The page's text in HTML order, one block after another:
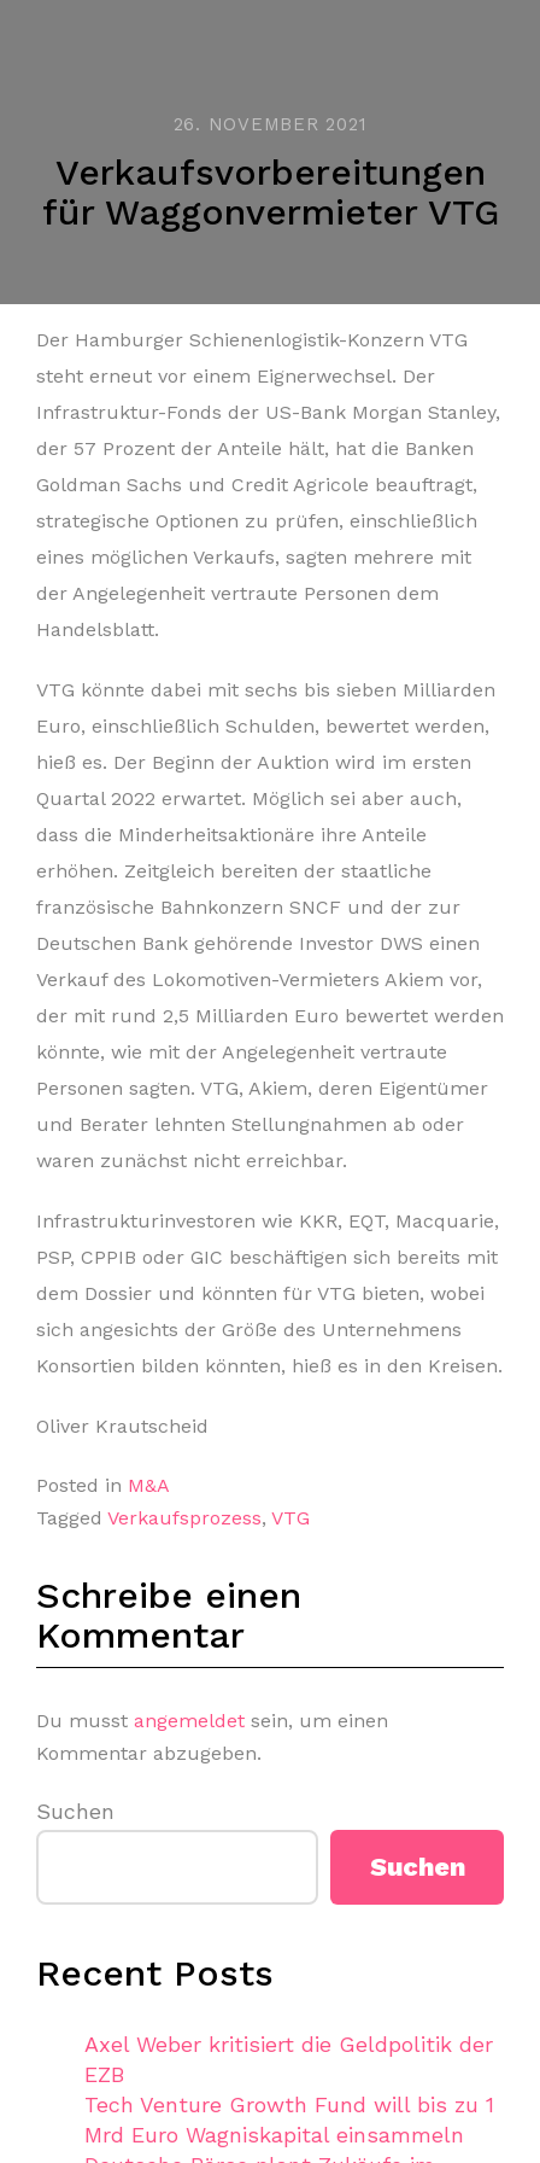
26. NOVEMBER 2021
Verkaufsvorbereitungen
für Waggonvermieter VTG
Der Hamburger Schienenlogistik-Konzern VTG
steht erneut vor einem Eignerwechsel. Der
Infrastruktur-Fonds der US-Bank Morgan Stanley,
der 57 Prozent der Anteile hält, hat die Banken
Goldman Sachs und Credit Agricole beauftragt,
strategische Optionen zu prüfen, einschließlich
eines möglichen Verkaufs, sagten mehrere mit
der Angelegenheit vertraute Personen dem
Handelsblatt.
VTG könnte dabei mit sechs bis sieben Milliarden
Euro, einschließlich Schulden, bewertet werden,
hieß es. Der Beginn der Auktion wird im ersten
Quartal 2022 erwartet. Möglich sei aber auch,
dass die Minderheitsaktionäre ihre Anteile
erhöhen. Zeitgleich bereiten der staatliche
französische Bahnkonzern SNCF und der zur
Deutschen Bank gehörende Investor DWS einen
Verkauf des Lokomotiven-Vermieters Akiem vor,
der mit rund 2,5 Milliarden Euro bewertet werden
könnte, wie mit der Angelegenheit vertraute
Personen sagten. VTG, Akiem, deren Eigentümer
und Berater lehnten Stellungnahmen ab oder
waren zunächst nicht erreichbar.
Infrastrukturinvestoren wie KKR, EQT, Macquarie,
PSP, CPPIB oder GIC beschäftigen sich bereits mit
dem Dossier und könnten für VTG bieten, wobei
sich angesichts der Größe des Unternehmens
Konsortien bilden könnten, hieß es in den Kreisen.
Oliver Krautscheid
Posted in M&A
Tagged Verkaufsprozess, VTG
Schreibe einen
Kommentar
Du musst angemeldet sein, um einen
Kommentar abzugeben.
Suchen
Suchen
Recent Posts
Axel Weber kritisiert die Geldpolitik der
EZB
Tech Venture Growth Fund will bis zu 1
Mrd Euro Wagniskapital einsammeln